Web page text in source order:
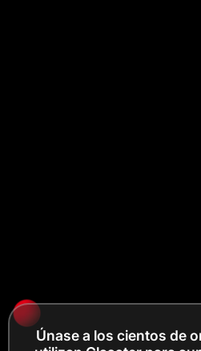
Únase a los cientos de